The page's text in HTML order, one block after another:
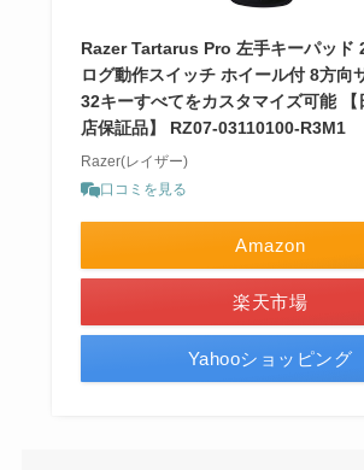
Razer Tartarus Pro 左手キーパッド
ログ動作スイッチ ホイール付 8方向
32キーすべてをカスタマイズ可能 【
店保証品】 RZ07-03110100-R3M1
Razer(レイザー)
口コミを見る
Amazon
楽天市場
Yahooショッピング